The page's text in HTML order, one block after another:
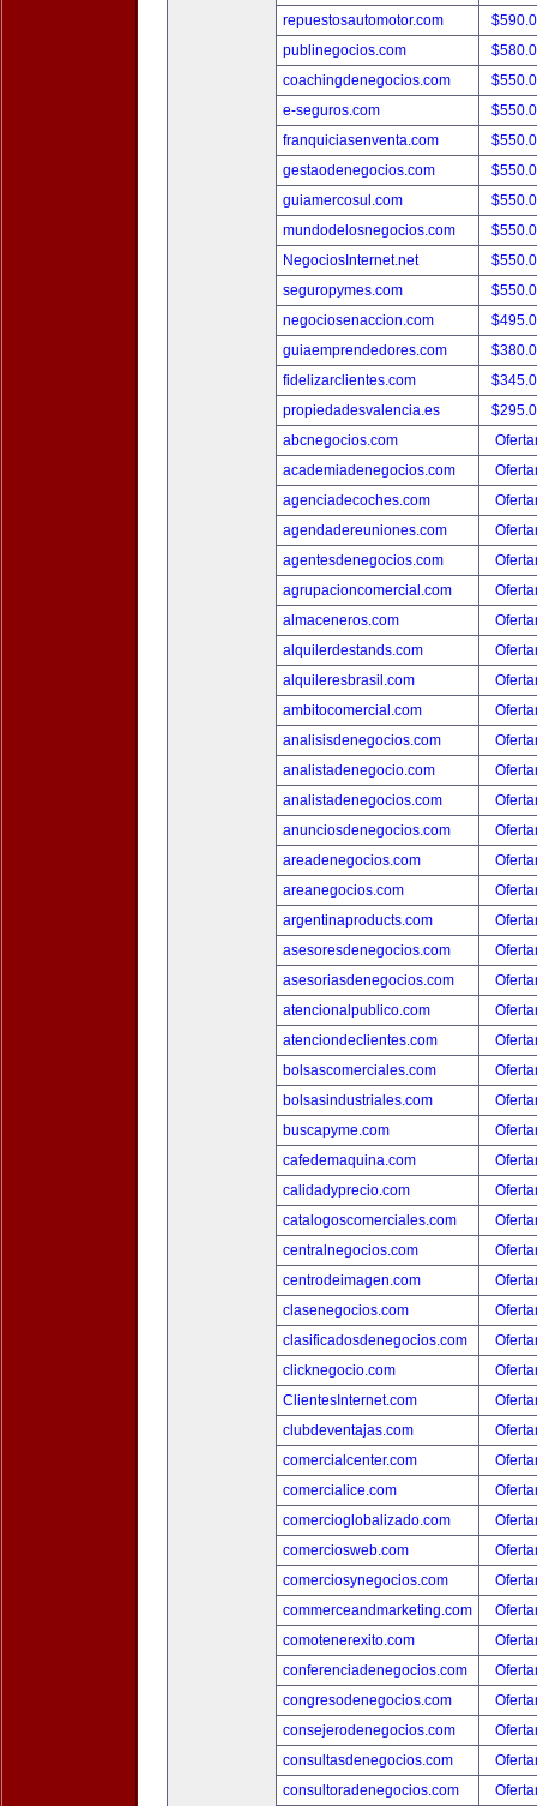
repuestosautomotor.com
publinegocios.com
coachingdenegocios.com
e-seguros.com
franquiciasenventa.com
gestaodenegocios.com
guiamercosul.com
mundodelosnegocios.com
NegociosInternet.net
seguropymes.com
negociosenaccion.com
guiaemprendedores.com
fidelizarclientes.com
propiedadesvalencia.es
abcnegocios.com
academiadenegocios.com
agenciadecoches.com
agendadereuniones.com
agentesdenegocios.com
agrupacioncomercial.com
almaceneros.com
alquilerdestands.com
alquileresbrasil.com
ambitocomercial.com
analisisdenegocios.com
analistadenegocio.com
analistadenegocios.com
anunciosdenegocios.com
areadenegocios.com
areanegocios.com
argentinaproducts.com
asesoresdenegocios.com
asesoriasdenegocios.com
atencionalpublico.com
atenciondeclientes.com
bolsascomerciales.com
bolsasindustriales.com
buscapyme.com
cafedemaquina.com
calidadyprecio.com
catalogoscomerciales.com
centralnegocios.com
centrodeimagen.com
clasenegocios.com
clasificadosdenegocios.com
clicknegocio.com
ClientesInternet.com
clubdeventajas.com
comercialcenter.com
comercialice.com
comercioglobalizado.com
comerciosweb.com
comerciosynegocios.com
commerceandmarketing.com
comotenerexito.com
conferenciadenegocios.com
congresodenegocios.com
consejerodenegocios.com
consultasdenegocios.com
consultoradenegocios.com